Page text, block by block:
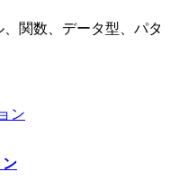
関数、データ型、パタ